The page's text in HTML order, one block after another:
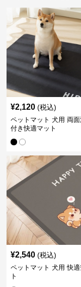
¥2,120 (税込)
ペットマット 犬用 両
付き快適マット
¥2,540 (税込)
ペットマット 犬用 快適
ト